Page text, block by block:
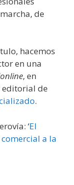
de
hacemos
en una
, en
editorial de
.
‘El
a la